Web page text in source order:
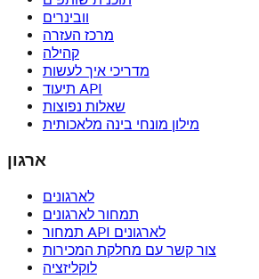
וובינרים
מרכז העזרה
קהילה
מדריכי איך לעשות
תיעוד API
שאלות נפוצות
מילון מונחי בינה מלאכותית
ארגון
לארגונים
תמחור לארגונים
תמחור API לארגונים
צור קשר עם מחלקת המכירות
לוקליזציה